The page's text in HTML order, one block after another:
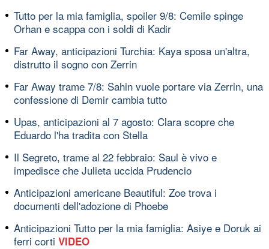
Tutto per la mia famiglia, spoiler 9/8: Cemile spinge
Orhan e scappa con i soldi di Kadir
Far Away, anticipazioni Turchia: Kaya sposa un'altra,
distrutto il sogno con Zerrin
Far Away trame 7/8: Sahin vuole portare via Zerrin, una
confessione di Demir cambia tutto
Upas, anticipazioni al 7 agosto: Clara scopre che
Eduardo l'ha tradita con Stella
Il Segreto, trame al 22 febbraio: Saul è vivo e
impedisce che Julieta uccida Prudencio
Anticipazioni americane Beautiful: Zoe trova i
documenti dell'adozione di Phoebe
Anticipazioni Tutto per la mia famiglia: Asiye e Doruk ai
ferri corti VIDEO